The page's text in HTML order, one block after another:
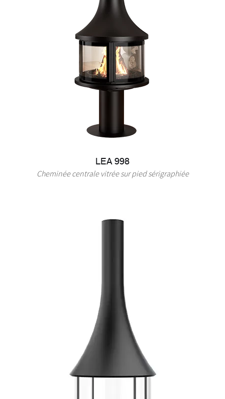
LEA 998
Cheminée centrale vitrée sur pied sérigraphiée